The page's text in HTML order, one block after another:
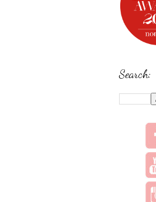
Search: